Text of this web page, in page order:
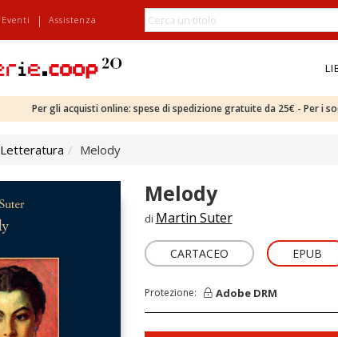
Eventi | Assistenza
Per gli acquisti online: spese di spedizione gratuite da 25€ - Per i
Letteratura Melody
Melody
di Martin Suter
CARTACEO EPUB
Protezione: Adobe DRM